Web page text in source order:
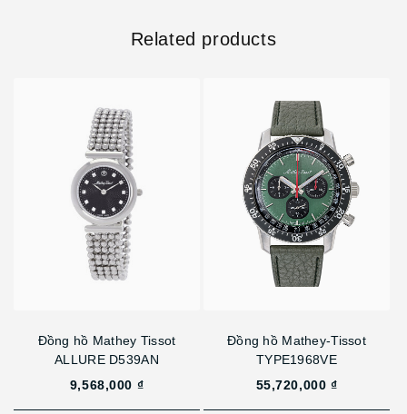
Related products
Đồng hồ Mathey Tissot
ALLURE D539AN
9,568,000 ₫
Đồng hồ Mathey-Tissot
TYPE1968VE
55,720,000 ₫